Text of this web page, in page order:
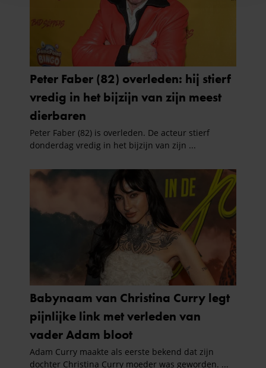
en om ons websiteverkeer te analyseren. Ook delen we
informatie over uw gebruik van onze site met onze
partners voor social media, adverteren en analyse. Deze
partners kunnen deze gegevens combineren met andere
informatie die u aan ze heeft verstrekt of die ze hebben
verzameld op basis van uw gebruik van hun services. U
gaat akkoord met onze cookies als u onze website blijft
gebruiken.